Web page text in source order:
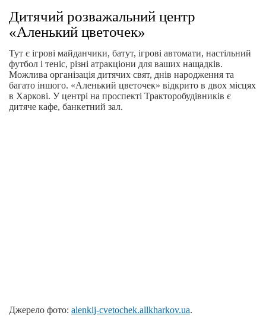
Дитячий розважальний центр
«Аленький цветочек»
Тут є ігрові майданчики, батут, ігрові автомати, настільний
футбол і теніс, різні атракціони для ваших нащадків.
Можлива організація дитячих свят, днів народження та
багато іншого. «Аленький цветочек» відкрито в двох місцях
в Харкові. У центрі на проспекті Тракторобудівників є
дитяче кафе, банкетний зал.
Джерело фото: alenkij-cvetochek.allkharkov.ua.